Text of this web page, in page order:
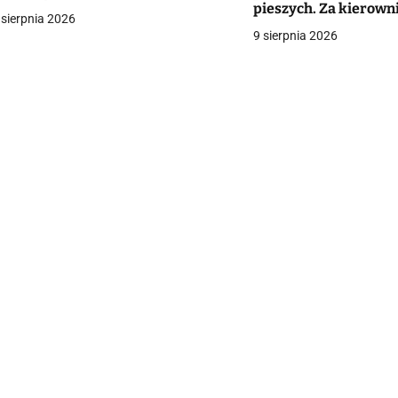
2026
pieszych. Za
[VIDEO]
9 sierpnia 2026